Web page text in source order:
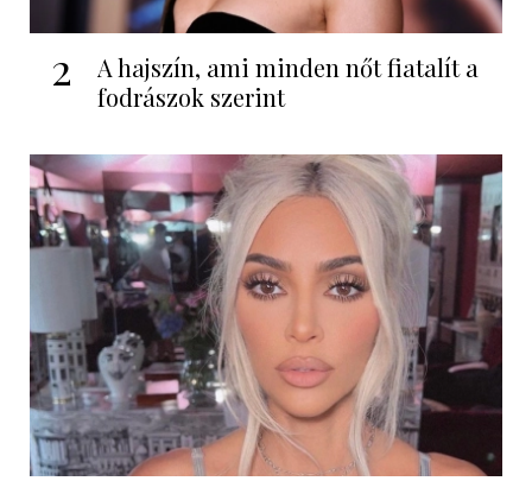
2
A hajszín, ami minden nőt fiatalít a
fodrászok szerint